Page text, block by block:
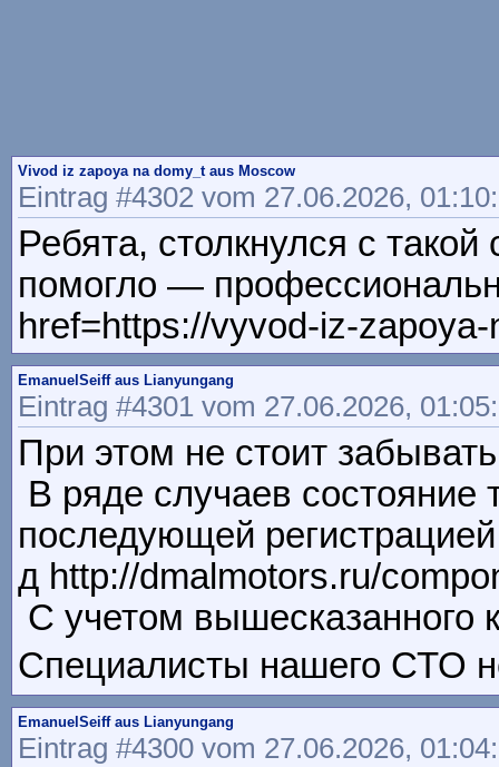
Vivod iz zapoya na domy_t aus Moscow
Eintrag #4302 vom 27.06.2026,
Ребята, столкнулся с
помогло —
href=https://vyvod-iz-
EmanuelSeiff aus Lianyungang
Eintrag #4301 vom 27.06.2026,
При этом не стоит
В ряде случаев состояние
последующей
д http://dmalmotors.ru/
С учетом вышесказанного
Специалисты нашего СТО
EmanuelSeiff aus Lianyungang
Eintrag #4300 vom 27.06.2026,